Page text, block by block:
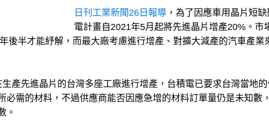
日刊工業新聞26日報導 ，為了因應車用晶片短
電計畫自2021年5月起將先進晶片增產20%。市
後半才能紓解，而最大廠考慮進行增產、對擴大減產的汽車產業
產先進晶片的台灣多座工廠進行增產，台積電已要求台灣當地
必需的材料，不過供應商能否因應急增的材料訂單量仍是未知數
。